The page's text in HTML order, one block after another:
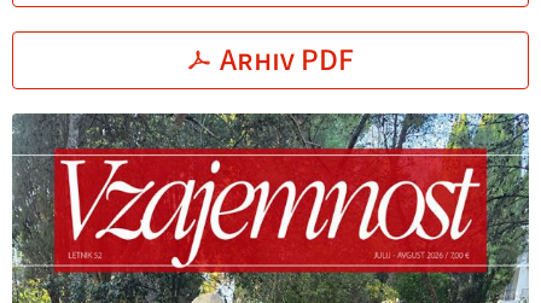
Arhiv PDF